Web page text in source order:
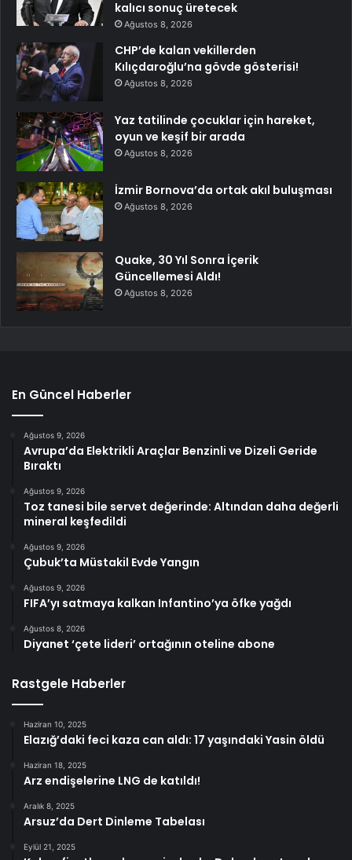
kalıcı sonuç üretecek
Ağustos 8, 2026
CHP’de kalan vekillerden
Kılıçdaroğlu’na gövde gösterisi!
Ağustos 8, 2026
Yaz tatilinde çocuklar için hareket,
oyun ve keşif bir arada
Ağustos 8, 2026
İzmir Bornova’da ortak akıl buluşması
Ağustos 8, 2026
Quake, 30 Yıl Sonra İçerik
Güncellemesi Aldı!
Ağustos 8, 2026
En Güncel Haberler
Ağustos 9, 2026
Avrupa’da Elektrikli Araçlar Benzinli ve Dizeli Geride
Bıraktı
Ağustos 9, 2026
Toz tanesi bile servet değerinde: Altından daha değerli
mineral keşfedildi
Ağustos 9, 2026
Çubuk’ta Müstakil Evde Yangın
Ağustos 9, 2026
FIFA’yı satmaya kalkan Infantino’ya öfke yağdı
Ağustos 8, 2026
Diyanet ‘çete lideri’ ortağının oteline abone
Rastgele Haberler
Haziran 10, 2025
Elazığ’daki feci kaza can aldı: 17 yaşındaki Yasin öldü
Haziran 18, 2025
Arz endişelerine LNG de katıldı!
Aralık 8, 2025
Arsuz’da Dert Dinleme Tabelası
Eylül 21, 2025